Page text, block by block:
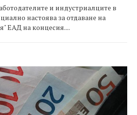
и индустриалците в
настоява за отдаване на
ЕАД на концесия....